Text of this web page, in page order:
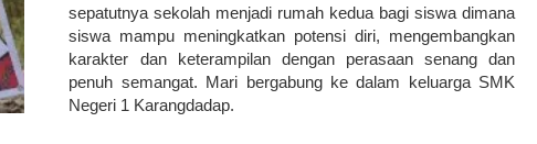
sepatutnya sekolah menjadi rumah kedua bagi siswa dimana
siswa mampu meningkatkan potensi diri, mengembangkan
karakter dan keterampilan dengan perasaan senang dan
penuh semangat. Mari bergabung ke dalam keluarga SMK
Negeri 1 Karangdadap.